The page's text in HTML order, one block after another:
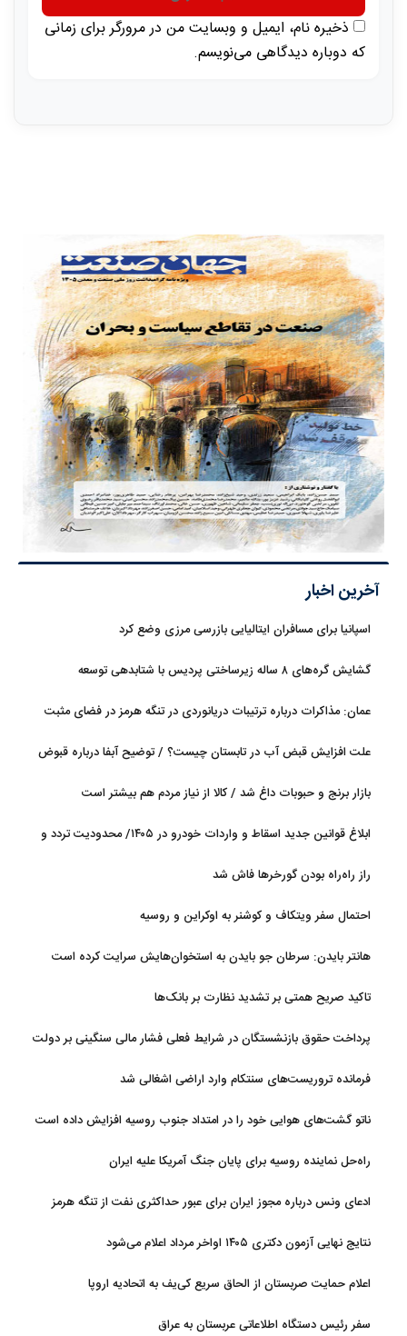
ذخیره نام، ایمیل و وبسایت من در مرورگر برای زمانی
که دوباره دیدگاهی می‌نویسم.
آخرین اخبار
اسپانیا برای مسافران ایتالیایی بازرسی مرزی وضع کرد
گشایش گره‌های ۸ ساله زیرساختی پردیس با شتابدهی توسعه
عمان: مذاکرات درباره ترتیبات دریانوردی در تنگه هرمز در فضای مثبت
علت افزایش قبض آب در تابستان چیست؟ / توضیح آبفا درباره قبوض
بازار برنج و حبوبات داغ شد / کالا از نیاز مردم هم بیشتر است
ابلاغ قوانین جدید اسقاط و واردات خودرو در ۱۴۰۵/ محدودیت تردد و
راز راه‌راه بودن گورخرها فاش شد
احتمال سفر ویتکاف و کوشنر به اوکراین و روسیه
هانتر بایدن: سرطان جو بایدن به استخوان‌هایش سرایت کرده است
تاکید صریح همتی بر تشدید نظارت بر بانک‌ها
پرداخت حقوق بازنشستگان در شرایط فعلی فشار مالی سنگینی بر دولت
فرمانده تروریست‌های سنتکام وارد اراضی اشغالی شد
ناتو گشت‌های هوایی خود را در امتداد جنوب روسیه افزایش داده است
راه‌حل نماینده روسیه برای پایان جنگ آمریکا علیه ایران
ادعای ونس درباره مجوز ایران برای عبور حداکثری نفت از تنگه هرمز
نتایج نهایی آزمون دکتری ۱۴۰۵ اواخر مرداد اعلام می‌شود
اعلام حمایت صربستان از الحاق سریع کی‌یف به اتحادیه اروپا
سفر رئیس دستگاه اطلاعاتی عربستان به عراق